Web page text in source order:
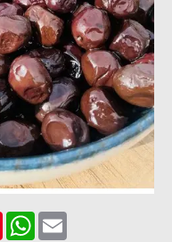
PinterestWhatsApp
Email